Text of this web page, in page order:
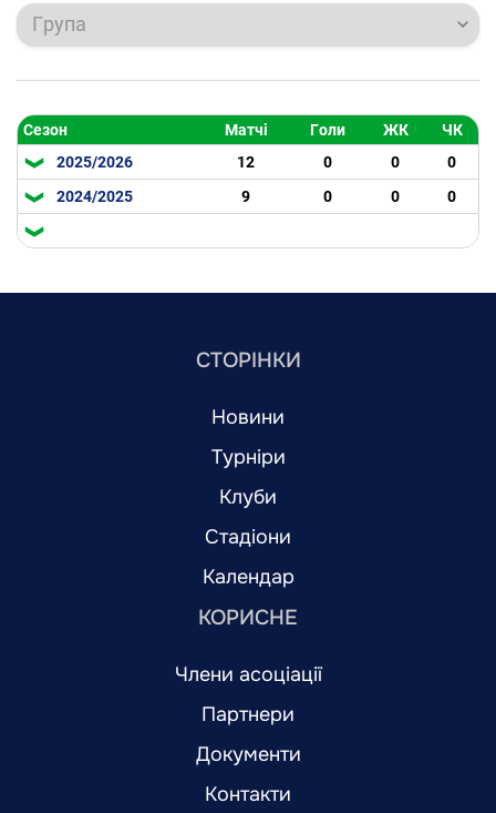
Група
Сезон Матчі Голи ЖК
ЧК
2025/2026
12 0 0
0
2024/2025
9 0 0 0
СТОРІНКИ
Новини
Турніри
Клуби
Стадіони
Календар
КОРИСНЕ
Члени асоціації
Партнери
Документи
Контакти